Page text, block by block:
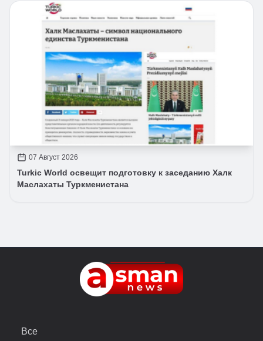
07 Август 2026
Turkic World освещит подготовку к заседанию Халк
Маслахаты Туркменистана
Все